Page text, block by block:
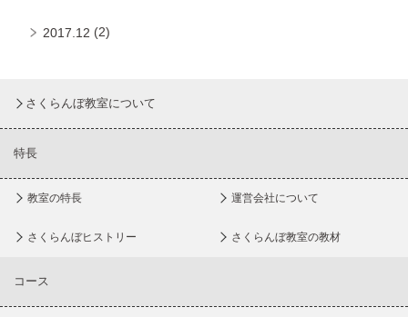
2017.12 (2)
さくらんぼ教室について
特長
教室の特長 運営会社について
さくらんぼヒストリー さくらんぼ教室の教材
コース